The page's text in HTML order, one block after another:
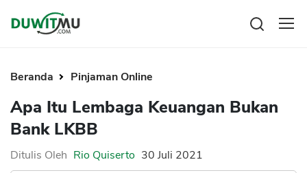
Reksadana
Saham
Bitcoin
Beranda Pinjaman Online
Apa Itu Lembaga Keuangan Bukan
Bank LKBB
Ditulis Oleh Rio Quiserto 30 Juli 2021